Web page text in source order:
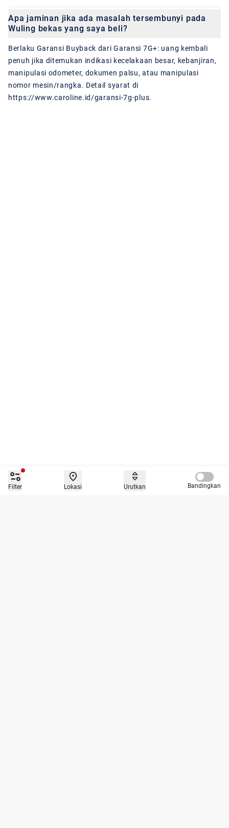
Apa jaminan jika ada masalah tersembunyi pada
Wuling bekas yang saya beli?
Berlaku Garansi Buyback dari Garansi 7G+: uang kembali
penuh jika ditemukan indikasi kecelakaan besar, kebanjiran,
manipulasi odometer, dokumen palsu, atau manipulasi
nomor mesin/rangka. Detail syarat di
https://www.caroline.id/garansi-7g-plus.
Filter Lokasi Urutkan Bandingkan